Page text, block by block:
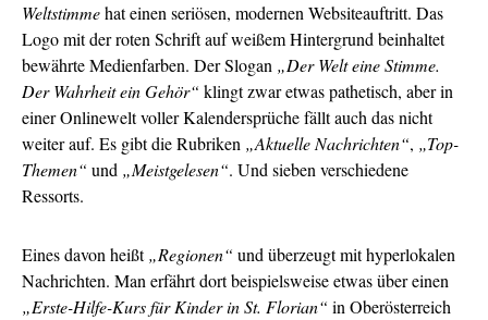
Weltstimmehat einen seriösen, modernen Websiteauftritt. Das
Logo mit der roten Schrift auf weißem Hintergrund beinhaltet
bewährte Medienfarben. Der Slogan „Der Welt eine Stimme.
Der Wahrheit ein Gehör“ klingt zwar etwas pathetisch, aber in
einer Onlinewelt voller Kalendersprüche fällt auch das nicht
weiter auf. Es gibt die Rubriken „Aktuelle Nachrichten“, „Top-
Themen“ und „Meistgelesen“. Und sieben verschiedene
Ressorts.
Eines davon heißt„Regionen“ und überzeugt mit hyperlokalen
Nachrichten. Man erfährt dort beispielsweise etwas über einen
„Erste-Hilfe-Kurs für Kinder in St. Florian“ in Oberösterreich